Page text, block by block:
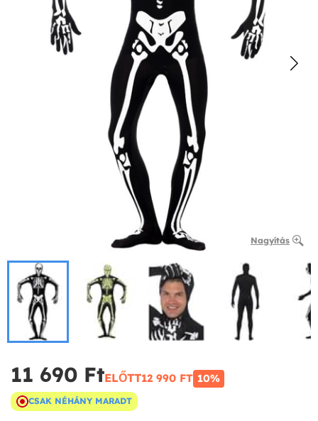
Nagyítás
11 690 Ft‎ELŐTT12 990 FT‎ 10%
CSAK NÉHÁNY MARADT